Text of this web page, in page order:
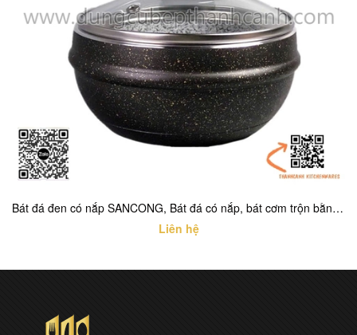
Bát đá đen có nắp SANCONG, Bát đá có nắp, bát cơm trộn bằng đá có nắp
Liên hệ